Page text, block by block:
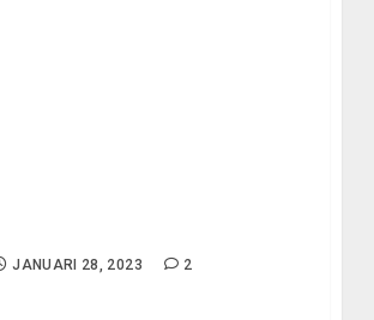
JANUARI 28, 2023 2